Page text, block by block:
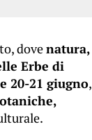
dovenatura,
Erbe di
20-21 giugno,